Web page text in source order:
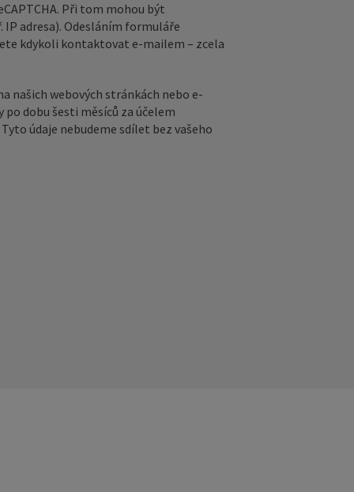
Při tom mohou být
adresa). Odesláním formuláře
kdykoli kontaktovat e‑mailem – zcela
našich webových stránkách nebo e-
dobu šesti měsíců za účelem
údaje nebudeme sdílet bez vašeho